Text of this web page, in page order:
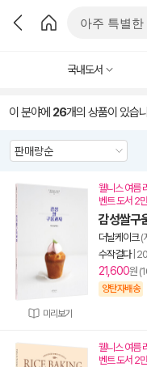
국내도서
이 분야에 26개의 상품이 있습
미리보기
웰니스 여름
벤트 도서 2
감성쌀구
더날케이크(
수작걸다|
21,600원
양탄자배송
웰니스 여름
벤트 도서 2